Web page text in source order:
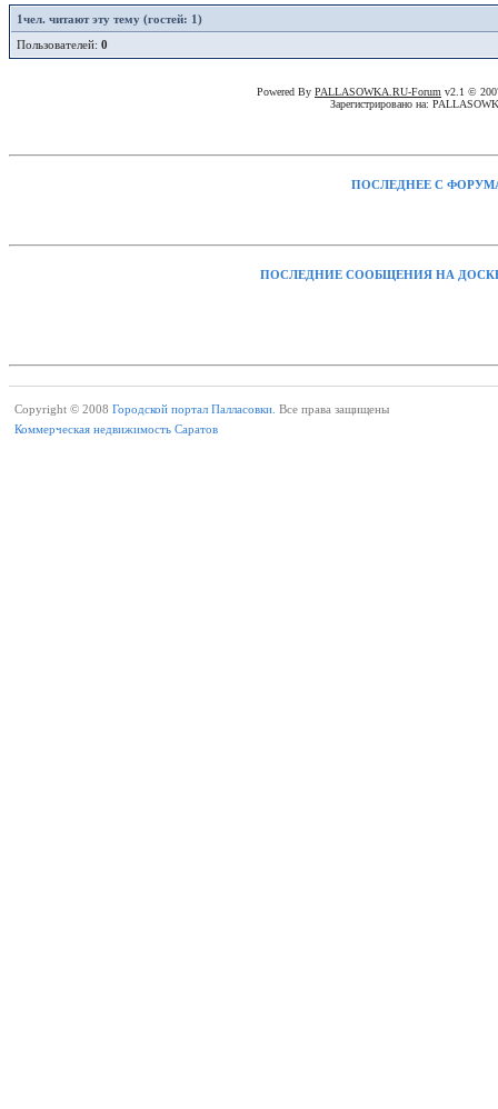
1чел. читают эту тему (гостей: 1)
Пользователей: 0
Powered By PALLASOWKA.RU-Forum v2.1 ©
Зарегистрировано на:
ПОСЛЕДНЕЕ С
ПОСЛЕДНИЕ СООБЩЕНИЯ НА
Copyright © 2008 Городской портал Палласовки. Все права защищены
Коммерческая недвижимость Саратов